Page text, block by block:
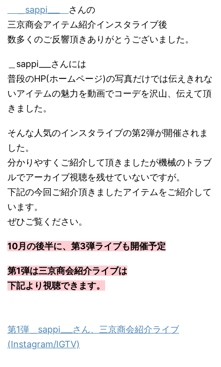
＿sappi___ さんの
三京商会アイテム紹介インスタライブ後
数多くのご反響頂きありがとうございました。
＿sappi___さんには
普段のHP(ホームページ)の写真だけでは伝えきれな
いアイテムの魅力を動画でコーデを沢山、伝えて頂
きました。
そんな人気のインスタライブの第2弾が開催されま
した。
分かりやすくご紹介して頂きましたが機械のトラブ
ルでアーカイブ視聴を残せていないですが。
下記の今回ご紹介頂きましたアイテムをご紹介して
います。
ぜひご覧ください。
10月の後半に、第3弾ライブも開催予定
第1弾は三京商会紹介ライブは
下記より視聴できます。
第1弾＿sappi___さん、三京商会紹介ライブ
(Instagram/IGTV)